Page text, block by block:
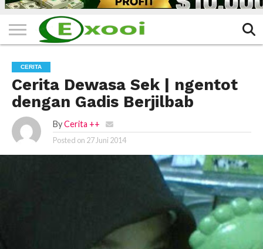
CERITA
Cerita Dewasa Sek | ngentot
dengan Gadis Berjilbab
By Cerita ++
Posted on 27 Juni 2014